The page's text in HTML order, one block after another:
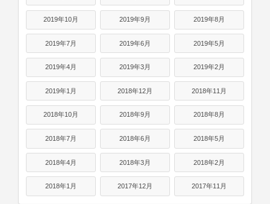
2019年10月 2019年9月 2019年8月
2019年7月 2019年6月 2019年5月
2019年4月 2019年3月 2019年2月
2019年1月 2018年12月 2018年11月
2018年10月 2018年9月 2018年8月
2018年7月 2018年6月 2018年5月
2018年4月 2018年3月 2018年2月
2018年1月 2017年12月 2017年11月